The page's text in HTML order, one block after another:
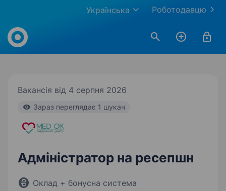
Роботодавцю
Українська
Work.ua
Вакансія від 4 серпня 2026
Зараз переглядає 1 шукач
Адміністратор на ресепшн
Оклад + бонусна система